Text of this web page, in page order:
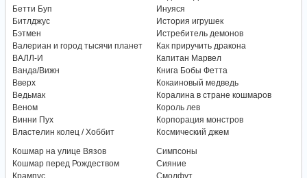
Бетти Буп
Битлджус
Бэтмен
Валериан и город тысячи планет
ВАЛЛ-И
Ванда/Вижн
Вверх
Ведьмак
Веном
Винни Пух
Властелин колец / Хоббит
Инуяся
История игрушек
Истребитель демонов
Как приручить дракона
Капитан Марвел
Книга Бобы Фетта
Кокаиновый медведь
Коралина в стране кошмаров
Король лев
Корпорация монстров
Космический джем
Кошмар на улице Вязов
Кошмар перед Рождеством
Крампус
Симпсоны
Сияние
Смолфут